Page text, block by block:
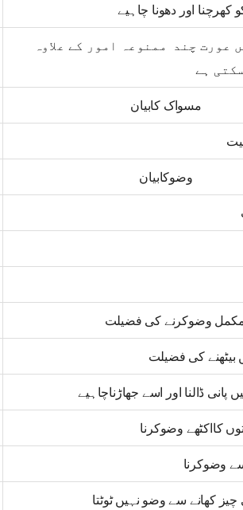
اور دھونا چاہیے
عورت چند ممنوعہ امور کے علاوہ
ہے
مسواک کابیان
وضوکابیان
وضوکرنے کی فضیلت
کی فضیلت
ڈالنا اور اسے جھاڑناچاہیے
کااکٹھے وضوکرنا
وضوکرنا
کھانے سے وضو نہیں ٹوٹتا